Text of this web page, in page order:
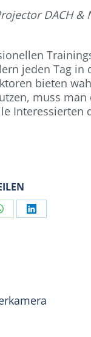
DACH &
jeden Tag in
bieten
muss
Interessierten
Share